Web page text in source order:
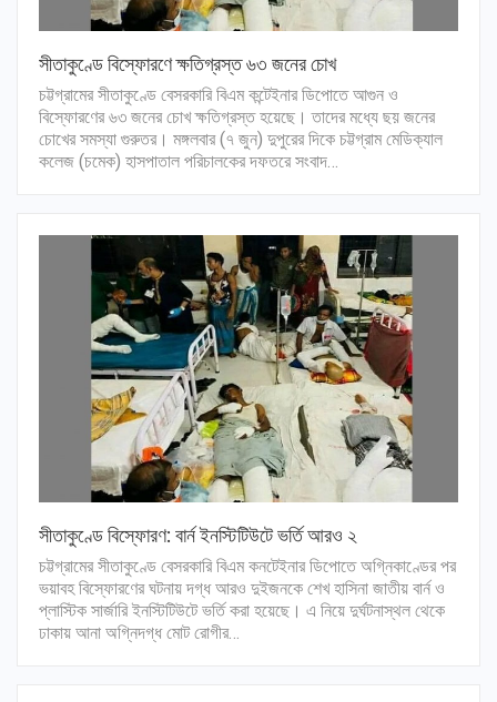
সীতাকুণ্ডে বিস্ফোরণে ক্ষতিগ্রস্ত ৬৩ জনের চোখ
চট্টগ্রামের সীতাকুণ্ডে বেসরকারি বিএম কন্টেইনার ডিপোতে আগুন ও
বিস্ফোরণের ৬৩ জনের চোখ ক্ষতিগ্রস্ত হয়েছে। তাদের মধ্যে ছয় জনের
চোখের সমস্যা গুরুতর। মঙ্গলবার (৭ জুন) দুপুরের দিকে চট্টগ্রাম মেডিক্যাল
কলেজ (চমেক) হাসপাতাল পরিচালকের দফতরে সংবাদ…
সীতাকুণ্ডে বিস্ফোরণ: বার্ন ইনস্টিটিউটে ভর্তি আরও ২
চট্টগ্রামের সীতাকুণ্ডে বেসরকারি বিএম কনটেইনার ডিপোতে অগ্নিকাণ্ডের পর
ভয়াবহ বিস্ফোরণের ঘটনায় দগ্ধ আরও দুইজনকে শেখ হাসিনা জাতীয় বার্ন ও
প্লাস্টিক সার্জারি ইনস্টিটিউটে ভর্তি করা হয়েছে। এ নিয়ে দুর্ঘটনাস্থল থেকে
ঢাকায় আনা অগ্নিদগ্ধ মোট রোগীর…